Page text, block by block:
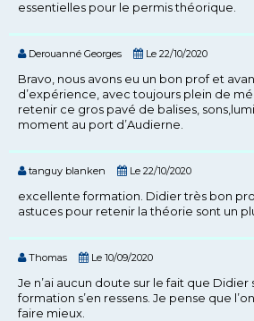
essentielles pour le permis théorique.
Derouanné Georges Le 22/10/2020
Bravo, nous avons eu un bon prof et
d’expérience, avec toujours plein de
retenir ce gros pavé de balises,
moment au port d’Audierne.
tanguy blanken Le 22/10/2020
excellente formation. Didier très bon
astuces pour retenir la théorie sont un
Thomas Le 10/09/2020
Je n’ai aucun doute sur le fait que Didier
formation s’en ressens. Je pense que
faire mieux.